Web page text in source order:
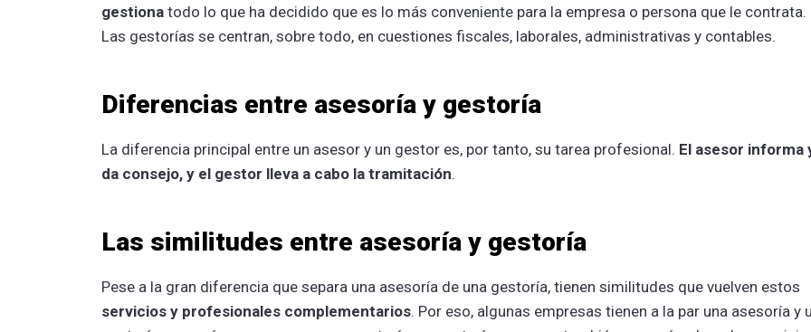
gestiona todo lo que ha decidido que es lo más conveniente para la empresa o persona que le contrata.
Las gestorías se centran, sobre todo, en cuestiones fiscales, laborales, administrativas y contables.
Diferencias entre asesoría y gestoría
La diferencia principal entre un asesor y un gestor es, por tanto, su tarea profesional. El asesor informa
da consejo, y el gestor lleva a cabo la tramitación.
Las similitudes entre asesoría y gestoría
Pese a la gran diferencia que separa una asesoría de una gestoría, tienen similitudes que vuelven estos
servicios y profesionales complementarios. Por eso, algunas empresas tienen a la par una asesoría y